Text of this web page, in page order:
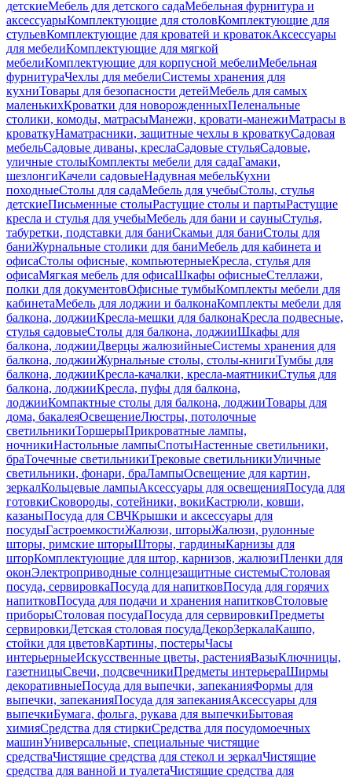
детскиеМебель для детского садаМебельная фурнитура и
аксессуарыКомплектующие для столовКомплектующие для
стульевКомплектующие для кроватей и кроватокАксессуары
для мебелиКомплектующие для мягкой
мебелиКомплектующие для корпусной мебелиМебельная
фурнитураЧехлы для мебелиСистемы хранения для
кухниТовары для безопасности детейМебель для самых
маленькихКроватки для новорожденныхПеленальные
столики, комоды, матрасыМанежи, кровати-манежиМатрасы в
кроваткуНаматрасники, защитные чехлы в кроваткуСадовая
мебельСадовые диваны, креслаСадовые стульяСадовые,
уличные столыКомплекты мебели для садаГамаки,
шезлонгиКачели садовыеНадувная мебельКухни
походныеСтолы для садаМебель для учебыСтолы, стулья
детскиеПисьменные столыРастущие столы и партыРастущие
кресла и стулья для учебыМебель для бани и сауныСтулья,
табуретки, подставки для баниСкамьи для баниСтолы для
баниЖурнальные столики для баниМебель для кабинета и
офисаСтолы офисные, компьютерныеКресла, стулья для
офисаМягкая мебель для офисаШкафы офисныеСтеллажи,
полки для документовОфисные тумбыКомплекты мебели для
кабинетаМебель для лоджии и балконаКомплекты мебели для
балкона, лоджииКресла-мешки для балконаКресла подвесные,
стулья садовыеСтолы для балкона, лоджииШкафы для
балкона, лоджииДверцы жалюзийныеСистемы хранения для
балкона, лоджииЖурнальные столы, столы-книгиТумбы для
балкона, лоджииКресла-качалки, кресла-маятникиСтулья для
балкона, лоджииКресла, пуфы для балкона,
лоджииКомпактные столы для балкона, лоджииТовары для
дома, бакалеяОсвещениеЛюстры, потолочные
светильникиТоршерыПрикроватные лампы,
ночникиНастольные лампыСпотыНастенные светильники,
браТочечные светильникиТрековые светильникиУличные
светильники, фонари, браЛампыОсвещение для картин,
зеркалКольцевые лампыАксессуары для освещенияПосуда для
готовкиСковороды, сотейники, вокиКастрюли, ковши,
казаныПосуда для СВЧКрышки и аксессуары для
посудыГастроемкостиЖалюзи, шторыЖалюзи, рулонные
шторы, римские шторыШторы, гардиныКарнизы для
шторКомплектующие для штор, карнизов, жалюзиПленки для
оконЭлектроприводные солнцезащитные системыСтоловая
посуда, сервировкаПосуда для напитковПосуда для горячих
напитковПосуда для подачи и хранения напитковСтоловые
приборыСтоловая посудаПосуда для сервировкиПредметы
сервировкиДетская столовая посудаДекорЗеркалаКашпо,
стойки для цветовКартины, постерыЧасы
интерьерныеИскусственные цветы, растенияВазыКлючницы,
газетницыСвечи, подсвечникиПредметы интерьераШирмы
декоративныеПосуда для выпечки, запеканияФормы для
выпечки, запеканияПосуда для запеканияАксессуары для
выпечкиБумага, фольга, рукава для выпечкиБытовая
химияСредства для стиркиСредства для посудомоечных
машинУниверсальные, специальные чистящие
средстваЧистящие средства для стекол и зеркалЧистящие
средства для ванной и туалетаЧистящие средства для